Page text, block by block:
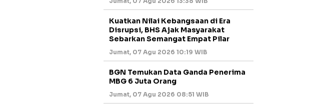
Kuatkan Nilai Kebangsaan di Era
Disrupsi, BHS Ajak Masyarakat
Sebarkan Semangat Empat Pilar
Jumat, 07 Agu 2026 10:19 WIB
BGN Temukan Data Ganda Penerima
MBG 6 Juta Orang
Jumat, 07 Agu 2026 08:51 WIB